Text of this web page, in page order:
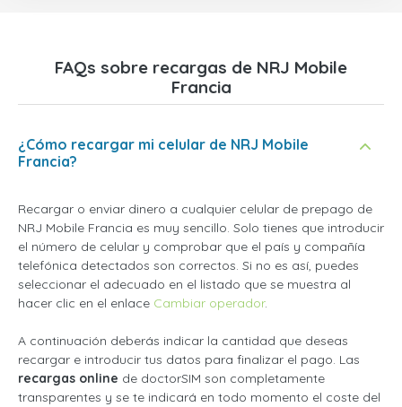
FAQs sobre recargas de NRJ Mobile
Francia
¿Cómo recargar mi celular de NRJ Mobile
Francia?
Recargar o enviar dinero a cualquier celular de prepago de
NRJ Mobile Francia es muy sencillo. Solo tienes que introducir
el número de celular y comprobar que el país y compañía
telefónica detectados son correctos. Si no es así, puedes
seleccionar el adecuado en el listado que se muestra al
hacer clic en el enlace Cambiar operador.
A continuación deberás indicar la cantidad que deseas
recargar e introducir tus datos para finalizar el pago. Las
recargas online de doctorSIM son completamente
transparentes y se te indicará en todo momento el coste del